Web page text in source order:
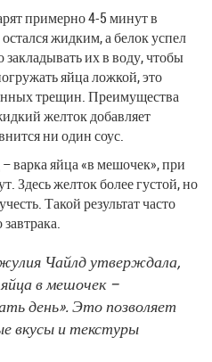
примерно 4-5 минут в
жидким, а белок успел
их в воду, чтобы
яйца ложкой, это
трещин. Преимущества
желток добавляет
ни один соус.
варка яйца «в мешочек», при
Здесь желток более густой, но
Такой результат часто
Чайлд утверждала,
в мешочек –
день». Это позволяет
вкусы и текстуры